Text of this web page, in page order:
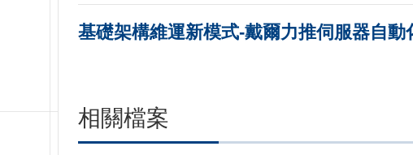
基礎架構維運新模式-戴爾力推伺服器自
相關檔案